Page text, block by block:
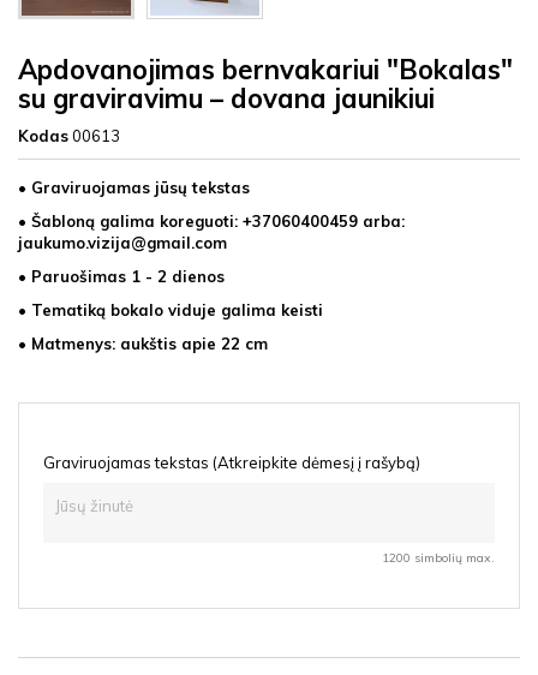
Apdovanojimas bernvakariui "Bokalas"
su graviravimu – dovana jaunikiui
Kodas00613
• Graviruojamas jūsų tekstas
• Šabloną galima koreguoti: +37060400459 arba:
jaukumo.vizija@gmail.com
• Paruošimas 1 - 2 dienos
• Tematiką bokalo viduje galima keisti
• Matmenys: aukštis apie 22 cm
Graviruojamas tekstas (Atkreipkite dėmesį į rašybą)
1200 simbolių max.